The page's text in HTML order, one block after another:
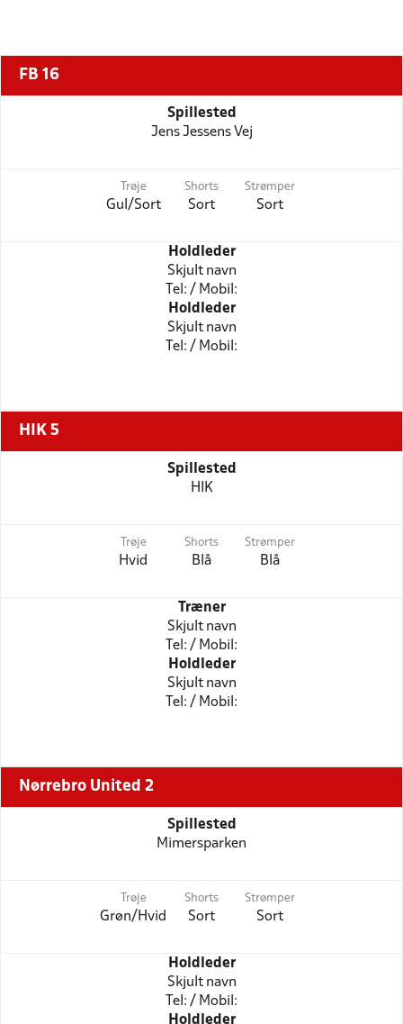
FB 16
Spillested
Jens Jessens Vej
Trøje
Gul/Sort
Shorts
Sort
Strømper
Sort
Holdleder
Skjult navn
Tel: / Mobil:
Holdleder
Skjult navn
Tel: / Mobil:
HIK 5
Spillested
HIK
Trøje
Hvid
Shorts
Blå
Strømper
Blå
Træner
Skjult navn
Tel: / Mobil:
Holdleder
Skjult navn
Tel: / Mobil:
Nørrebro United 2
Spillested
Mimersparken
Trøje
Grøn/Hvid
Shorts
Sort
Strømper
Sort
Holdleder
Skjult navn
Tel: / Mobil:
Holdleder